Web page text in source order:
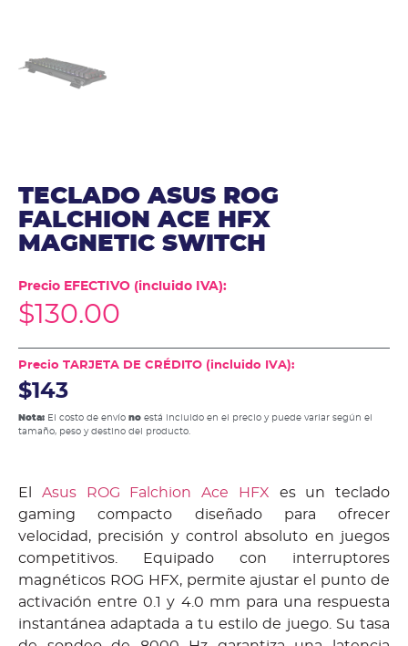
TECLADO ASUS ROG
FALCHION ACE HFX
MAGNETIC SWITCH
Precio EFECTIVO (incluido IVA):
$130.00
Precio TARJETA DE CRÉDITO (incluido IVA):
$143
Nota: El costo de envío no está incluido en el precio y puede variar según el
tamaño, peso y destino del producto.
El Asus ROG Falchion Ace HFX es un teclado
gaming compacto diseñado para ofrecer
velocidad, precisión y control absoluto en juegos
competitivos. Equipado con interruptores
magnéticos ROG HFX, permite ajustar el punto de
activación entre 0.1 y 4.0 mm para una respuesta
instantánea adaptada a tu estilo de juego. Su tasa